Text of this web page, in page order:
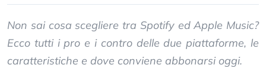
Non sai cosa scegliere tra Spotify ed Apple Music?
Ecco tutti i pro e i contro delle due piattaforme, le
caratteristiche e dove conviene abbonarsi oggi.